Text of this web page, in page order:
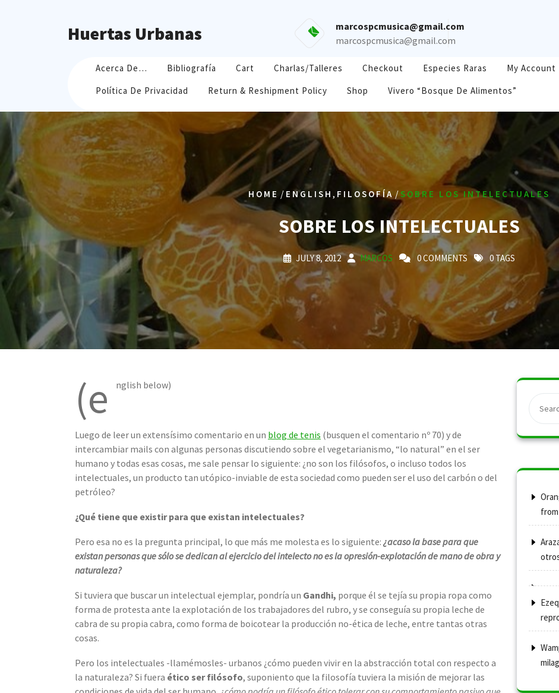
Huertas Urbanas
marcospcmusica@gmail.com
marcospcmusica@gmail.com
Acerca De… Bibliografía Cart Charlas/Talleres Checkout Especies Raras
My Account
Política De Privacidad
Return & Reshipment Policy Shop Vivero “Bosque De Alimentos”
HOME / ENGLISH , FILOSOFÍA /SOBRE LOS INTELECTUALES
SOBRE LOS INTELECTUALES
JULY 8, 2012 MARCOS 0 COMMENTS 0 TAGS
(e nglish below)
Luego de leer un extensísimo comentario en un blog de tenis (busquen el comentario nº 70) y de
intercambiar mails con algunas personas discutiendo sobre el vegetarianismo, “lo natural” en el ser
humano y todas esas cosas, me sale pensar lo siguiente: ¿no son los filósofos, o incluso todos los
intelectuales, un producto tan utópico-inviable de esta sociedad como pueden ser el uso del carbón o del
petróleo?
¿Qué tiene que existir para que existan intelectuales?
Pero esa no es la pregunta principal, lo que más me molesta es lo siguiente: ¿acaso la base para que
existan personas que sólo se dedican al ejercicio del intelecto no es la opresión-explotación de mano de obra y
naturaleza?
Si tuviera que buscar un intelectual ejemplar, pondría un Gandhi, porque él se tejía su propia ropa como
forma de protesta ante la explotación de los trabajadores del rubro, y se conseguía su propia leche de
cabra de su propia cabra, como forma de boicotear la producción no-ética de leche, entre tantas otras
cosas.
Pero los intelectuales -llamémosles- urbanos ¿cómo pueden vivir en la abstracción total con respecto a
la naturaleza? Si fuera ético ser filósofo, suponiento que la filosofía tuviera la misión de mejorar las